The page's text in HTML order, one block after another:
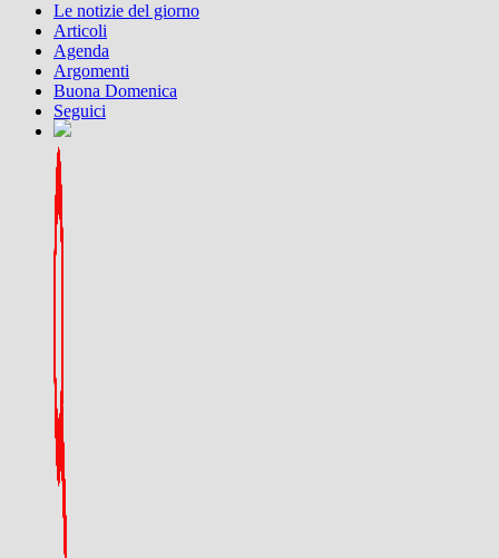
Le notizie del giorno
Articoli
Agenda
Argomenti
Buona Domenica
Seguici